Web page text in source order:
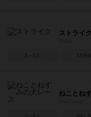
ストライク
2～5人 15分
ねことね
2～4人 20～